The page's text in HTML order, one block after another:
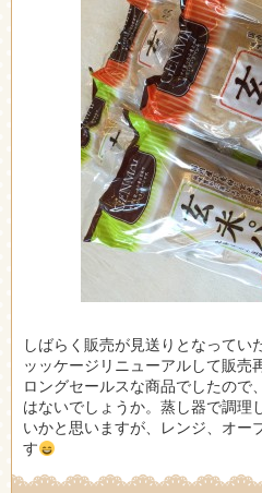
しばらく販売が見送りとなって
ッッケージリニューアルして販売
ロングセールスな商品でしたので
はないでしょうか。蒸し器で調理
いかと思いますが、レンジ、オー
す